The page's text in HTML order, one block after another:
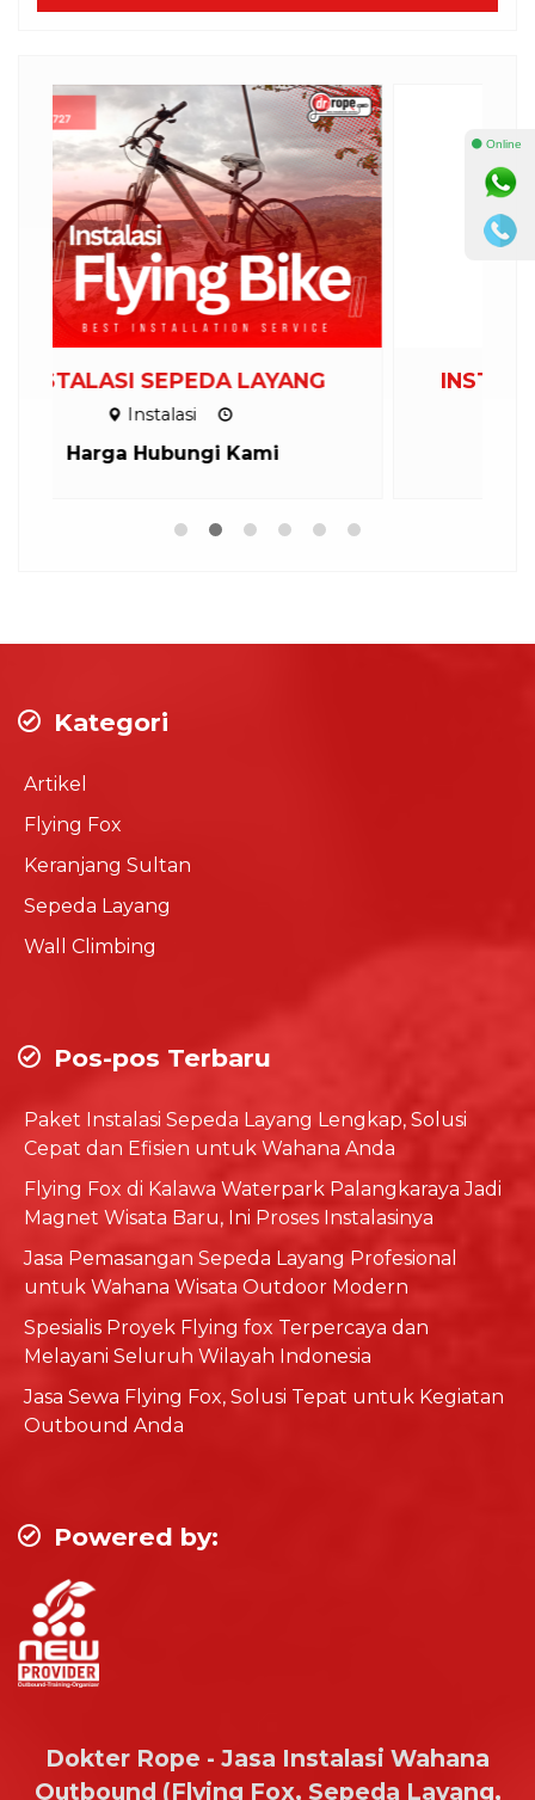
INSTALASI AYUNAN EKSTREM
Instalasi
Harga Hubungi Kami
Kategori
Artikel
Flying Fox
Keranjang Sultan
Sepeda Layang
Wall Climbing
Pos-pos Terbaru
Paket Instalasi Sepeda Layang Lengkap, Solusi
Cepat dan Efisien untuk Wahana Anda
Flying Fox di Kalawa Waterpark Palangkaraya Jadi
Magnet Wisata Baru, Ini Proses Instalasinya
Jasa Pemasangan Sepeda Layang Profesional
untuk Wahana Wisata Outdoor Modern
Spesialis Proyek Flying fox Terpercaya dan
Melayani Seluruh Wilayah Indonesia
Jasa Sewa Flying Fox, Solusi Tepat untuk Kegiatan
Outbound Anda
Powered by:
Dokter Rope - Jasa Instalasi Wahana
Outbound (Flying Fox, Sepeda Layang,
⚫ Online